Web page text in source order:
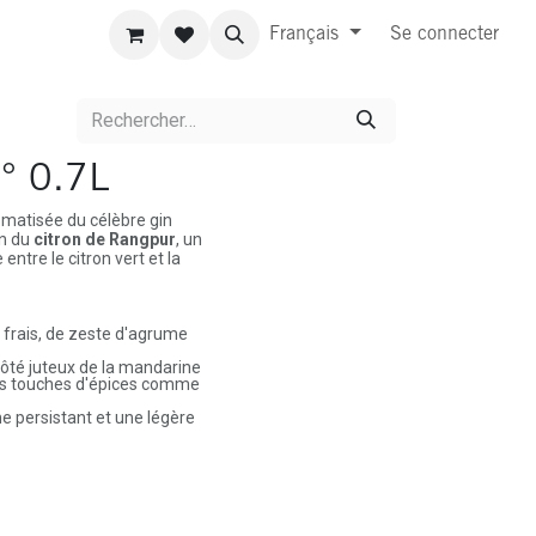
Français Se connecter
0.7L
du célèbre gin
du citron de Rangpur, un
entre le citron vert et la
de zeste d'agrume
juteux de la mandarine
touches d'épices comme
persistant et une légère